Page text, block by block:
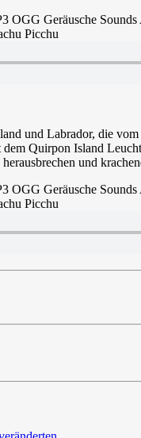
und Labrador, die
Quirpon Island
und